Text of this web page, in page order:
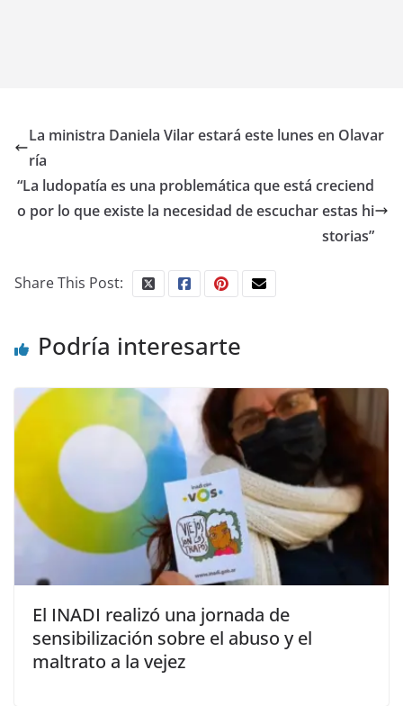
La ministra Daniela Vilar estará este lunes en Olavar
ría
“La ludopatía es una problemática que está creciend
o por lo que existe la necesidad de escuchar estas hi
storias”
Share This Post:
Podría interesarte
El INADI realizó una jornada de
sensibilización sobre el abuso y el
maltrato a la vejez